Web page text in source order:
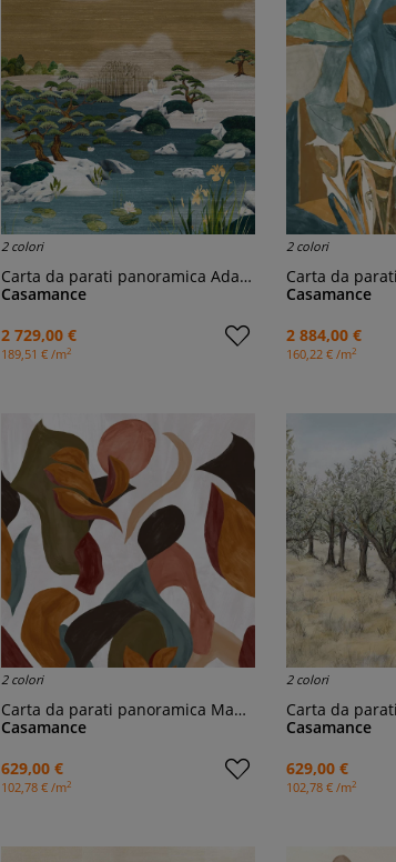
2 colori
Carta da parati panoramica Adachi
Casamance
2 729,00 €
189,51 € /m2
2 colori
Carta da parati
Casamance
2 884,00 €
160,22 € /m2
2 colori
Carta da parati panoramica Mambo
Casamance
629,00 €
102,78 € /m2
2 colori
Carta da
Casamance
629,00 €
102,78 € /m2